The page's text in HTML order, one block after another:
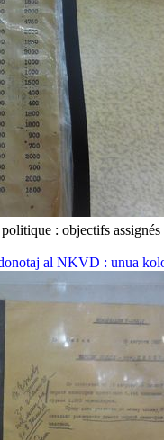
: objectifs
al NKVD : unua